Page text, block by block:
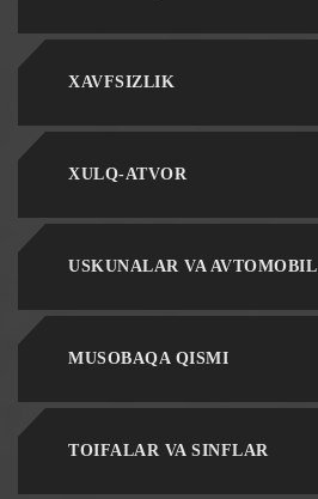
XAVFSIZLIK
XULQ-ATVOR
USKUNALAR VA AVTOMOBIL
MUSOBAQA QISMI
TOIFALAR VA SINFLAR